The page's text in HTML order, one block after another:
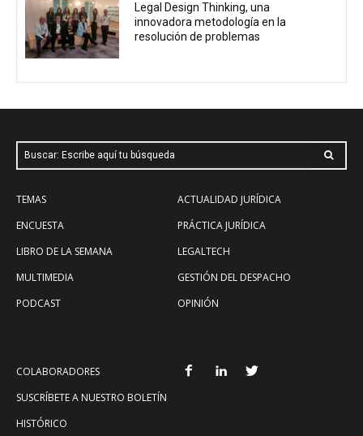
Legal Design Thinking, una
innovadora metodología en la
resolución de problemas
Buscar: Escribe aquí tu búsqueda
TEMAS
ENCUESTA
LIBRO DE LA SEMANA
MULTIMEDIA
PODCAST
ACTUALIDAD JURÍDICA
PRÁCTICA JURÍDICA
LEGALTECH
GESTIÓN DEL DESPACHO
OPINIÓN
COLABORADORES
SUSCRÍBETE A NUESTRO BOLETÍN
HISTÓRICO